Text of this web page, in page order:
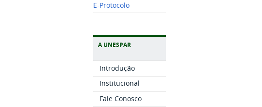
E-Protocolo
A UNESPAR
Introdução
Institucional
Fale Conosco